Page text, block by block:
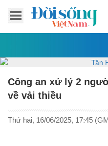
Công an xử lý 2
về vải thiều
Thứ hai, 16/06/2025, 17:45